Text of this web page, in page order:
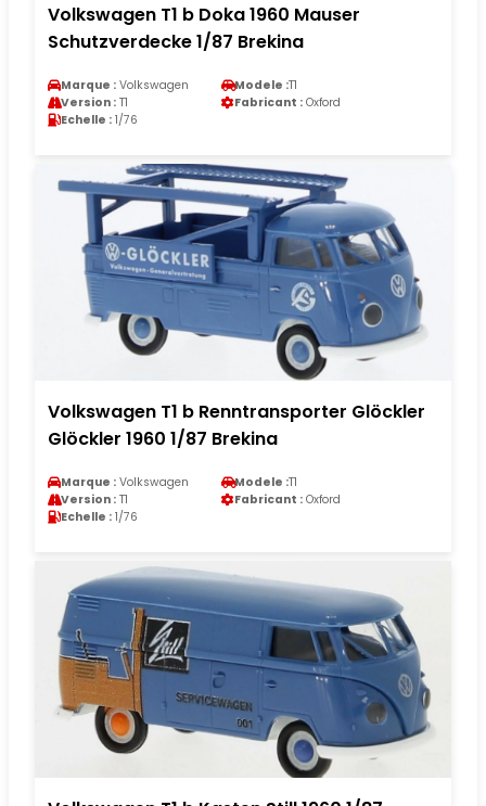
Volkswagen T1 b Doka 1960 Mauser
Schutzverdecke 1/87 Brekina
Marque : Volkswagen Modele :T1
Version : T1 Fabricant : Oxford
Echelle : 1/76
Volkswagen T1 b Renntransporter Glöckler
Glöckler 1960 1/87 Brekina
Marque : Volkswagen Modele :T1
Version : T1 Fabricant : Oxford
Echelle : 1/76